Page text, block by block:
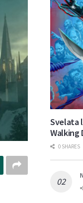
Svelata
Walking
0 SHARES